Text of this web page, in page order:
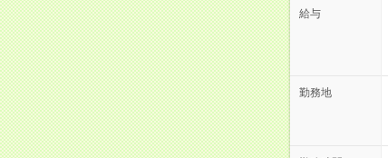
給与
勤務地